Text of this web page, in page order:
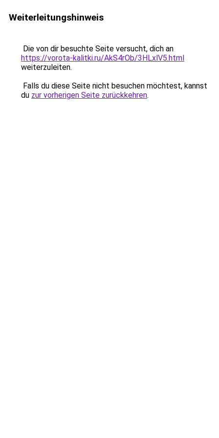
Weiterleitungshinweis
Die von dir besuchte Seite versucht, dich an
https://vorota-kalitki.ru/AkS4rOb/3HLxlV5.html
weiterzuleiten.
Falls du diese Seite nicht besuchen möchtest, kannst
du zur vorherigen Seite zurückkehren.